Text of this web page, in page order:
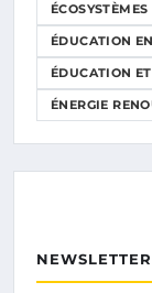
ÉDUCATION
ÉDUCATION
ÉNERGIE
NEWSLETTER